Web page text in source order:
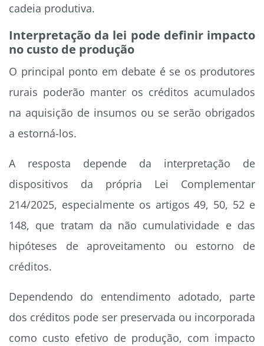
cadeia produtiva.
Interpretação da lei pode definir impacto
no custo de produção
O principal ponto em debate é se os produtores
rurais poderão manter os créditos acumulados
na aquisição de insumos ou se serão obrigados
a estorná-los.
A resposta depende da interpretação de
dispositivos da própria Lei Complementar
214/2025, especialmente os artigos 49, 50, 52 e
148, que tratam da não cumulatividade e das
hipóteses de aproveitamento ou estorno de
créditos.
Dependendo do entendimento adotado, parte
dos créditos pode ser preservada ou incorporada
como custo efetivo de produção, com impacto